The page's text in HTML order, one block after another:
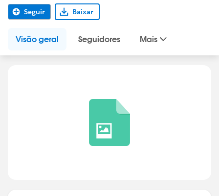
Seguir Baixar
Visão geral Seguidores Mais